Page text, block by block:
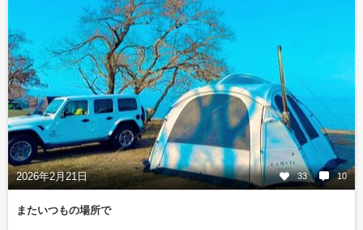
2026年2月21日 33 10
またいつもの場所で